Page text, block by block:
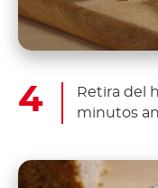
Retira del
minutos